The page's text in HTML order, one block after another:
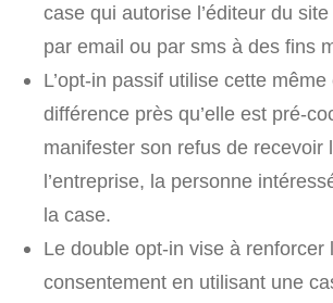
case qui autorise l’éditeur du
par email ou par sms à des fins
L’opt-in passif utilise cette
différence près qu’elle est pré-
manifester son refus de recevoir
l’entreprise, la personne
la case.
Le double opt-in vise à renforcer
consentement en utilisant une